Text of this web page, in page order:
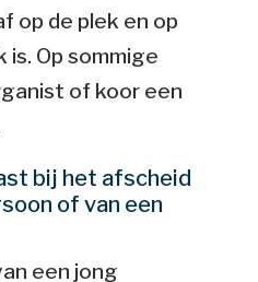
op de plek en op
Op sommige
of koor een
bij het afscheid
of van een
een jong